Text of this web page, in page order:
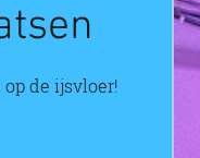
de ijsvloer!